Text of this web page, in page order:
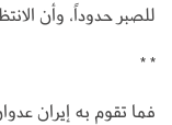
للصبر حدوداً، وأن
* *
فما تقوم به إيران